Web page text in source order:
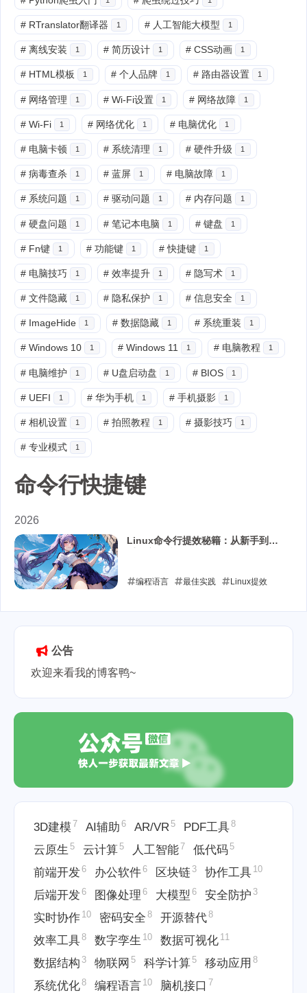
# RTranslator翻译器 1 # 人工智能大模型 1
# 离线安装 1 # 简历设计 1 # CSS动画 1
# HTML模板 1 # 个人品牌 1 # 路由器设置 1
# 网络管理 1 # Wi-Fi设置 1 # 网络故障 1
# Wi-Fi 1 # 网络优化 1 # 电脑优化 1
# 电脑卡顿 1 # 系统清理 1 # 硬件升级 1
# 病毒查杀 1 # 蓝屏 1 # 电脑故障 1
# 系统问题 1 # 驱动问题 1 # 内存问题 1
# 硬盘问题 1 # 笔记本电脑 1 # 键盘 1
# Fn键 1 # 功能键 1 # 快捷键 1
# 电脑技巧 1 # 效率提升 1 # 隐写术 1
# 文件隐藏 1 # 隐私保护 1 # 信息安全 1
# ImageHide 1 # 数据隐藏 1 # 系统重装 1
# Windows 10 1 # Windows 11 1 # 电脑教程 1
# 电脑维护 1 # U盘启动盘 1 # BIOS 1
# UEFI 1 # 华为手机 1 # 手机摄影 1
# 相机设置 1 # 拍照教程 1 # 摄影技巧 1
# 专业模式 1
命令行快捷键
2026
Linux命令行提效秘籍：从新手到高
编程语言 最佳实践 Linux提效
行快捷键 Linux管道重定向
公告
欢迎来看我的博客鸭~
3D建模 7 AI辅助 6 AR/VR 5 PDF工具8
云原生 5 云计算 5 人工智能7 低代码 5
前端开发6 办公软件6 区块链 3 协作工具 10
后端开发6 图像处理 6 大模型 6 安全防护 3
实时协作 10 密码安全 8 开源替代8
效率工具8 数字孪生 10 数据可视化 11
数据结构 3 物联网 5 科学计算 5 移动应用 8
系统优化8 编程语言 10 脑机接口 7